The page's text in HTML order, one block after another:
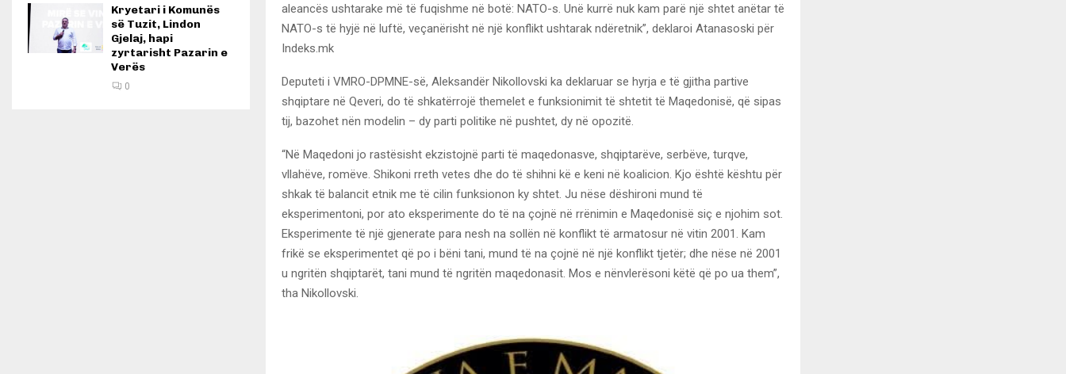
aleancës ushtarake më të fuqishme në botë: NATO-s. Unë kurrë nuk kam parë një shtet anëtar të
NATO-s të hyjë në luftë, veçanërisht në një konflikt ushtarak ndëretnik”, deklaroi Atanasoski për
Indeks.mk
Deputeti i VMRO-DPMNE-së, Aleksandër Nikollovski ka deklaruar se hyrja e të gjitha partive
shqiptare në Qeveri, do të shkatërrojë themelet e funksionimit të shtetit të Maqedonisë, që sipas
tij, bazohet nën modelin – dy parti politike në pushtet, dy në opozitë.
“Në Maqedoni jo rastësisht ekzistojnë parti të maqedonasve, shqiptarëve, serbëve, turqve,
vllahëve, romëve. Shikoni rreth vetes dhe do të shihni kë e keni në koalicion. Kjo është kështu për
shkak të balancit etnik me të cilin funksionon ky shtet. Ju nëse dëshironi mund të
eksperimentoni, por ato eksperimente do të na çojnë në rrënimin e Maqedonisë siç e njohim sot.
Eksperimente të një gjenerate para nesh na sollën në konflikt të armatosur në vitin 2001. Kam
frikë se eksperimentet që po i bëni tani, mund të na çojnë në një konflikt tjetër; dhe nëse në 2001
u ngritën shqiptarët, tani mund të ngritën maqedonasit. Mos e nënvlerësoni këtë që po ua them”,
tha Nikollovski.
Kryetari i Komunës
së Tuzit, Lindon
Gjelaj, hapi
zyrtarisht Pazarin e
Verës
0